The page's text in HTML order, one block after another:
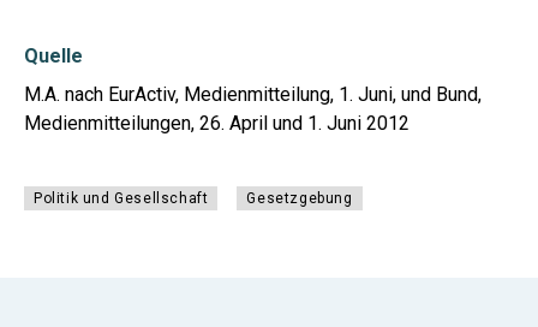
Quelle
M.A. nach EurActiv, Medienmitteilung, 1. Juni, und Bund,
Medienmitteilungen, 26. April und 1. Juni 2012
Politik und Gesellschaft Gesetzgebung